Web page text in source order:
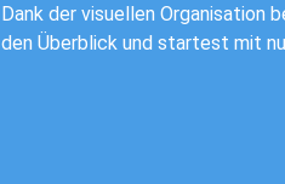
Dank der visuellen Organisation
den Überblick und startest mit